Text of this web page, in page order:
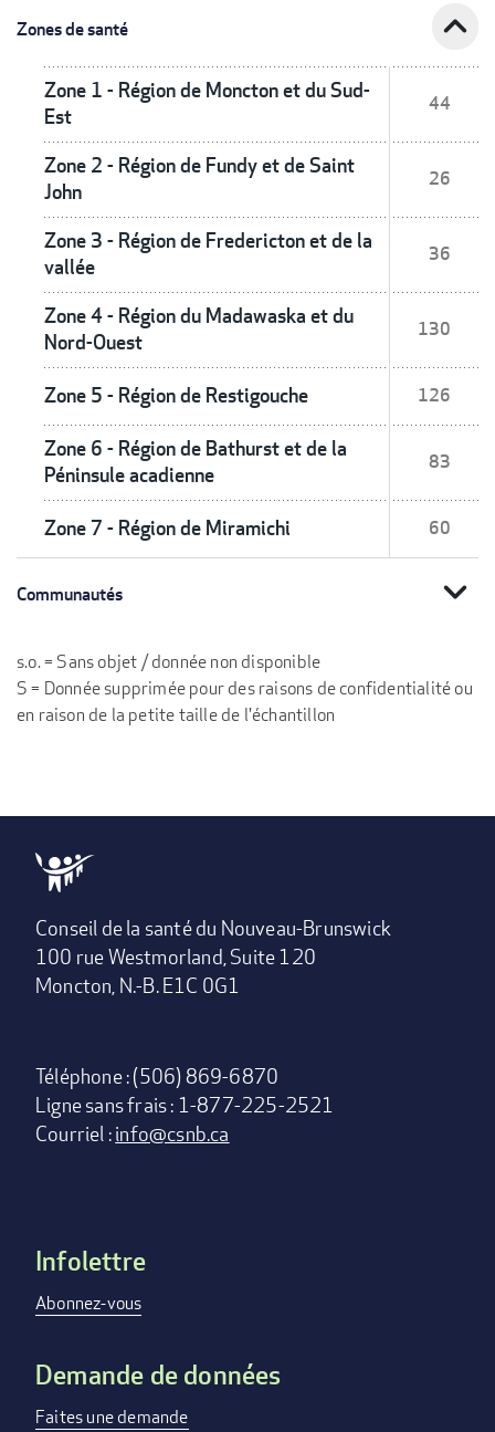
Zones de santé expand_less
Zone 1 - Région de Moncton et du Sud-
Est
44
Zone 2 - Région de Fundy et de Saint
John
26
Zone 3 - Région de Fredericton et de la
vallée
36
Zone 4 - Région du Madawaska et du
Nord-Ouest
130
Zone 5 - Région de Restigouche 126
Zone 6 - Région de Bathurst et de la
Péninsule acadienne
83
Zone 7 - Région de Miramichi 60
Communautés expand_more
s.o. = Sans objet / donnée non disponible
S = Donnée supprimée pour des raisons de confidentialité ou
en raison de la petite taille de l'échantillon
Conseil de la santé du Nouveau-Brunswick
100 rue Westmorland, Suite 120
Moncton, N.-B. E1C 0G1
Téléphone : (506) 869-6870
Ligne sans frais : 1-877-225-2521
Courriel :info@csnb.ca
Footer
menu
Infolettre
Abonnez-vous
Demande de données
Faites une demande